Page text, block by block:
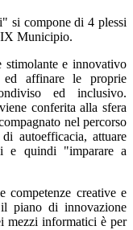
si compone di 4 plessi
IX Municipio.
stimolante e innovativo
ed affinare le proprie
ed inclusivo.
conferita alla sfera
nel percorso
autoefficacia, attuare
e quindi "imparare a
creative e
piano di innovazione
mezzi informatici è per